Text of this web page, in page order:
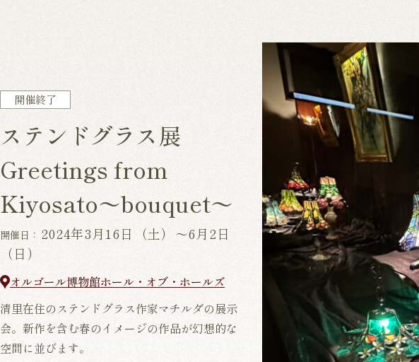
開催終了
ステンドグラス展
Greetings from
Kiyosato〜bouquet〜
開催日： 2024年3月16日（土）〜6月2日
（日）
オルゴール博物館ホール・オブ・ホールズ
清里在住のステンドグラス作家マチルダの展示
会。新作を含む春のイメージの作品が幻想的な
空間に並びます。